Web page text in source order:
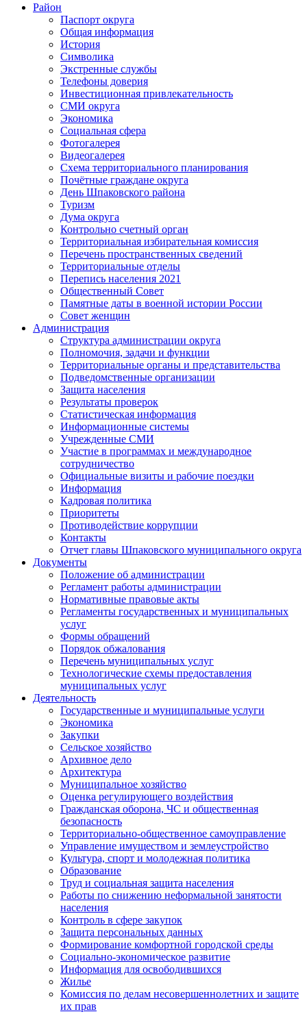
Район
Паспорт округа
Общая информация
История
Символика
Экстренные службы
Телефоны доверия
Инвестиционная привлекательность
СМИ округа
Экономика
Социальная сфера
Фотогалерея
Видеогалерея
Схема территориального планирования
Почётные граждане округа
День Шпаковского района
Туризм
Дума округа
Контрольно счетный орган
Территориальная избирательная комиссия
Перечень пространственных сведений
Территориальные отделы
Перепись населения 2021
Общественный Совет
Памятные даты в военной истории России
Совет женщин
Администрация
Структура администрации округа
Полномочия, задачи и функции
Территориальные органы и представительства
Подведомственные организации
Защита населения
Результаты проверок
Статистическая информация
Информационные системы
Учрежденные СМИ
Участие в программах и международное
сотрудничество
Официальные визиты и рабочие поездки
Информация
Кадровая политика
Приоритеты
Противодействие коррупции
Контакты
Отчет главы Шпаковского муниципального округа
Документы
Положение об администрации
Регламент работы администрации
Нормативные правовые акты
Регламенты государственных и муниципальных
услуг
Формы обращений
Порядок обжалования
Перечень муниципальных услуг
Технологические схемы предоставления
муниципальных услуг
Деятельность
Государственные и муниципальные услуги
Экономика
Закупки
Сельское хозяйство
Архивное дело
Архитектура
Муниципальное хозяйство
Оценка регулирующего воздействия
Гражданская оборона, ЧС и общественная
безопасность
Территориально-общественное самоуправление
Управление имуществом и землеустройство
Культура, спорт и молодежная политика
Образование
Труд и социальная защита населения
Работы по снижению неформальной занятости
населения
Контроль в сфере закупок
Защита персональных данных
Формирование комфортной городской среды
Социально-экономическое развитие
Информация для освободившихся
Жилье
Комиссия по делам несовершеннолетних и защите
их прав